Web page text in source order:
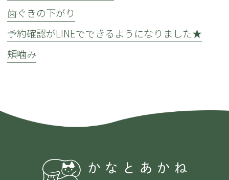
歯ぐきの下がり
予約確認がLINEでできるようになりました★
頬噛み